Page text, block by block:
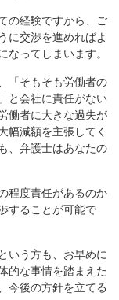
の経験ですから、ご
に交渉を進めればよ
なってしまいます。
「そもそも労働者の
と会社に責任がない
働者に大きな過失が
幅減額を主張してく
、弁護士はあなたの
程度責任があるのか
することが可能で
いう方も、お早めに
的な事情を踏まえた
今後の方針を立てる